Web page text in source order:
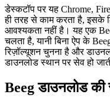
डेस्कटॉप पर यह Chrome,
ही तरह से काम करता है, इसके
आवश्यकता नहीं है। यह एक
चलता है, यानी बिना ऐप के
रिज़ॉल्यूशन चुनना है और
डाउनलोड स्थान पर सेव हो
Beeg डाउनलोड की